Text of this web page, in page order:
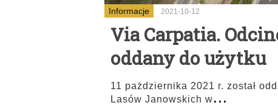
Informacje 2021-10-12
Via Carpatia.
oddany do użytku
11 pażdziernika 2021 r. został
Lasów Janowskich w...